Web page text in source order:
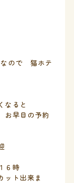
ので 猫ホテ
ると
早目の予約
６時
ト出来ま